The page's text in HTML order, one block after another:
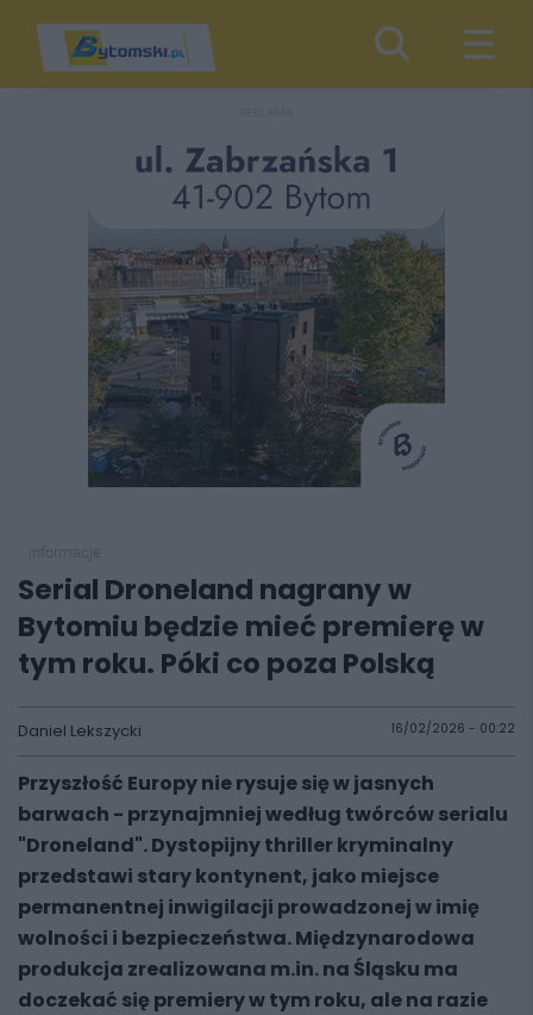
Serial Droneland nagrany w
Bytomiu będzie mieć premierę w
tym roku. Póki co poza Polską
Daniel Lekszycki 16/02/2026 - 00:22
Przyszłość Europy nie rysuje się w jasnych
barwach - przynajmniej według twórców serialu
"Droneland". Dystopijny thriller kryminalny
przedstawi stary kontynent, jako miejsce
permanentnej inwigilacji prowadzonej w imię
wolności i bezpieczeństwa. Międzynarodowa
produkcja zrealizowana m.in. na Śląsku ma
doczekać się premiery w tym roku, ale na razie